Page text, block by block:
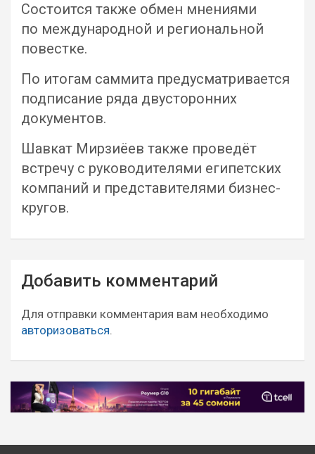
Состоится также обмен мнениями
по международной и региональной
повестке.
По итогам саммита предусматривается
подписание ряда двусторонних
документов.
Шавкат Мирзиёев также проведёт
встречу с руководителями египетских
компаний и представителями бизнес-
кругов.
Навигация
по
записям
Добавить комментарий
Для отправки комментария вам необходимо
авторизоваться.